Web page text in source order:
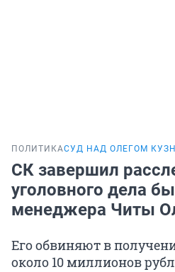
ПОЛИТИКАСУД НАД ОЛЕГОМ
СК завершил
уголовного дела
менеджера Читы
Его обвиняют в
около 10 миллионов